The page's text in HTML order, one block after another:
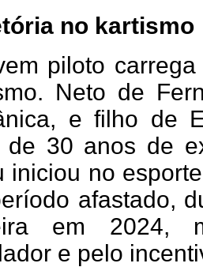
no kartismo
piloto
Neto de
e filho de
de 30 anos de
iniciou no
afastado,
em 2024,
e pelo